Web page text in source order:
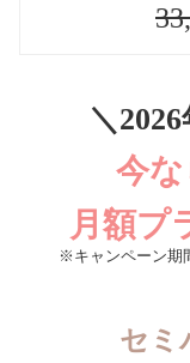
＼
今
月額プ
※キャンペーン期
セミ